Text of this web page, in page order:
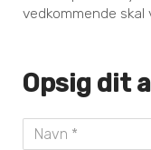
vedkommende
Opsig dit